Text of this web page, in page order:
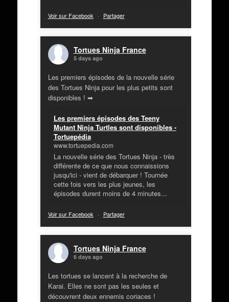
Voir sur Facebook · Partager
Tortues Ninja France
5 days ago
Les premiers épisodes de la nouvelle série
des Tortues Ninja pour les plus petits sont
disponibles ! ➡
Les premiers épisodes des Teeny
Mutant Ninja Turtles sont disponibles -
Tortuepédia
www.tortuepedia.com
La nouvelle série des Tortues Ninja - très
différente de ce que nous connaissions
jusqu'ici - vient de débarquer ! Tournée
cette fois vers les plus jeunes, les
épisodes durent moins de 4 minutes...
Voir sur Facebook · Partager
Tortues Ninja France
6 days ago
Les tortues se lancent à la recherche de
Karai. Elles ne sont pas les seules et
découvrent deux ennemis coriaces !